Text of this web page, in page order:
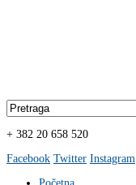
+ 382 20 658 520
Facebook Twitter Instagram